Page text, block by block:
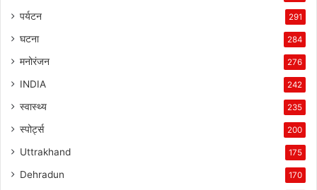
पर्यटन 291
घटना 284
मनोरंजन 276
INDIA 242
स्वास्थ्य 235
स्पोर्ट्स 200
Uttrakhand 175
Dehradun 170